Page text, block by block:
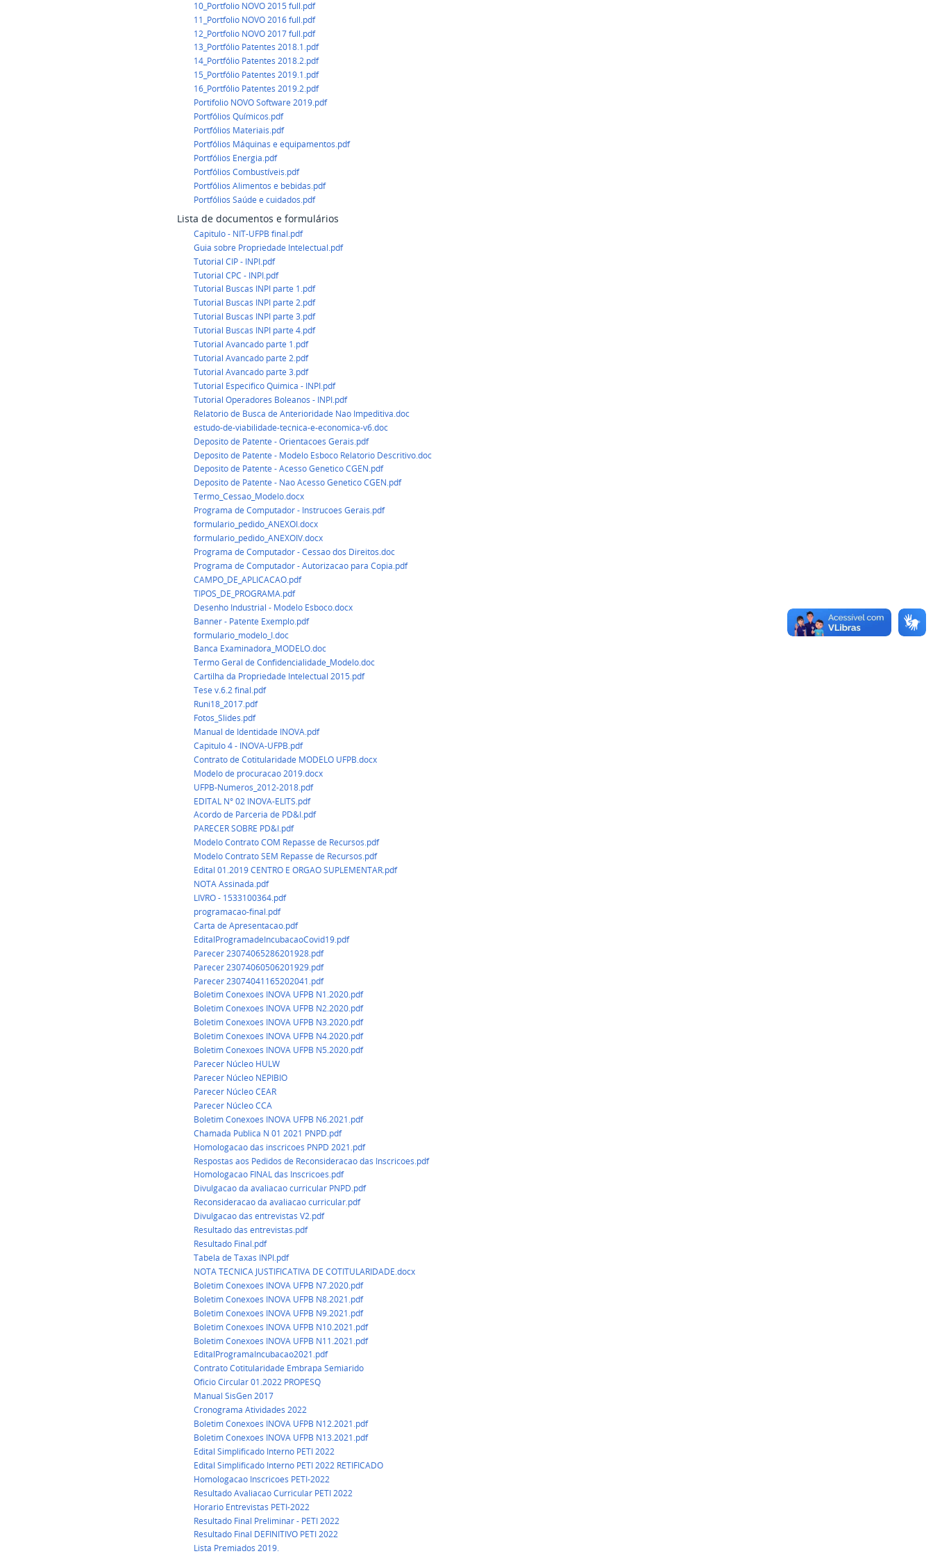
10_Portfolio NOVO 2015 full.pdf
11_Portfolio NOVO 2016 full.pdf
12_Portfolio NOVO 2017 full.pdf
13_Portfólio Patentes 2018.1.pdf
14_Portfólio Patentes 2018.2.pdf
15_Portfólio Patentes 2019.1.pdf
16_Portfólio Patentes 2019.2.pdf
Portifolio NOVO Software 2019.pdf
Portfólios Químicos.pdf
Portfólios Materiais.pdf
Portfólios Máquinas e equipamentos.pdf
Portfólios Energia.pdf
Portfólios Combustíveis.pdf
Portfólios Alimentos e bebidas.pdf
Portfólios Saúde e cuidados.pdf
Lista de documentos e formulários
Capitulo - NIT-UFPB final.pdf
Guia sobre Propriedade Intelectual.pdf
Tutorial CIP - INPI.pdf
Tutorial CPC - INPI.pdf
Tutorial Buscas INPI parte 1.pdf
Tutorial Buscas INPI parte 2.pdf
Tutorial Buscas INPI parte 3.pdf
Tutorial Buscas INPI parte 4.pdf
Tutorial Avancado parte 1.pdf
Tutorial Avancado parte 2.pdf
Tutorial Avancado parte 3.pdf
Tutorial Especifico Quimica - INPI.pdf
Tutorial Operadores Boleanos - INPI.pdf
Relatorio de Busca de Anterioridade Nao Impeditiva.doc
estudo-de-viabilidade-tecnica-e-economica-v6.doc
Deposito de Patente - Orientacoes Gerais.pdf
Deposito de Patente - Modelo Esboco Relatorio Descritivo.doc
Deposito de Patente - Acesso Genetico CGEN.pdf
Deposito de Patente - Nao Acesso Genetico CGEN.pdf
Termo_Cessao_Modelo.docx
Programa de Computador - Instrucoes Gerais.pdf
formulario_pedido_ANEXOI.docx
formulario_pedido_ANEXOIV.docx
Programa de Computador - Cessao dos Direitos.doc
Programa de Computador - Autorizacao para Copia.pdf
CAMPO_DE_APLICACAO.pdf
TIPOS_DE_PROGRAMA.pdf
Desenho Industrial - Modelo Esboco.docx
Banner - Patente Exemplo.pdf
formulario_modelo_I.doc
Banca Examinadora_MODELO.doc
Termo Geral de Confidencialidade_Modelo.doc
Cartilha da Propriedade Intelectual 2015.pdf
Tese v.6.2 final.pdf
Runi18_2017.pdf
Fotos_Slides.pdf
Manual de Identidade INOVA.pdf
Capitulo 4 - INOVA-UFPB.pdf
Contrato de Cotitularidade MODELO UFPB.docx
Modelo de procuracao 2019.docx
UFPB-Numeros_2012-2018.pdf
EDITAL N° 02 INOVA-ELITS.pdf
Acordo de Parceria de PD&I.pdf
PARECER SOBRE PD&I.pdf
Modelo Contrato COM Repasse de Recursos.pdf
Modelo Contrato SEM Repasse de Recursos.pdf
Edital 01.2019 CENTRO E ORGAO SUPLEMENTAR.pdf
NOTA Assinada.pdf
LIVRO - 1533100364.pdf
programacao-final.pdf
Carta de Apresentacao.pdf
EditalProgramadeIncubacaoCovid19.pdf
Parecer 23074065286201928.pdf
Parecer 23074060506201929.pdf
Parecer 23074041165202041.pdf
Boletim Conexoes INOVA UFPB N1.2020.pdf
Boletim Conexoes INOVA UFPB N2.2020.pdf
Boletim Conexoes INOVA UFPB N3.2020.pdf
Boletim Conexoes INOVA UFPB N4.2020.pdf
Boletim Conexoes INOVA UFPB N5.2020.pdf
Parecer Núcleo HULW
Parecer Núcleo NEPIBIO
Parecer Núcleo CEAR
Parecer Núcleo CCA
Boletim Conexoes INOVA UFPB N6.2021.pdf
Chamada Publica N 01 2021 PNPD.pdf
Homologacao das inscricoes PNPD 2021.pdf
Respostas aos Pedidos de Reconsideracao das Inscricoes.pdf
Homologacao FINAL das Inscricoes.pdf
Divulgacao da avaliacao curricular PNPD.pdf
Reconsideracao da avaliacao curricular.pdf
Divulgacao das entrevistas V2.pdf
Resultado das entrevistas.pdf
Resultado Final.pdf
Tabela de Taxas INPI.pdf
NOTA TECNICA JUSTIFICATIVA DE COTITULARIDADE.docx
Boletim Conexoes INOVA UFPB N7.2020.pdf
Boletim Conexoes INOVA UFPB N8.2021.pdf
Boletim Conexoes INOVA UFPB N9.2021.pdf
Boletim Conexoes INOVA UFPB N10.2021.pdf
Boletim Conexoes INOVA UFPB N11.2021.pdf
EditalProgramaIncubacao2021.pdf
Contrato Cotitularidade Embrapa Semiarido
Oficio Circular 01.2022 PROPESQ
Manual SisGen 2017
Cronograma Atividades 2022
Boletim Conexoes INOVA UFPB N12.2021.pdf
Boletim Conexoes INOVA UFPB N13.2021.pdf
Edital Simplificado Interno PETI 2022
Edital Simplificado Interno PETI 2022 RETIFICADO
Homologacao Inscricoes PETI-2022
Resultado Avaliacao Curricular PETI 2022
Horario Entrevistas PETI-2022
Resultado Final Preliminar - PETI 2022
Resultado Final DEFINITIVO PETI 2022
Lista Premiados 2019.